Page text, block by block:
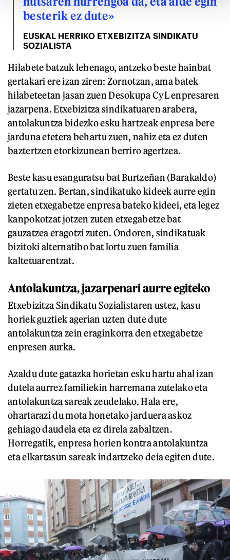
besterik ez dute»
EUSKAL HERRIKO ETXEBIZITZA SINDIKATU
SOZIALISTA
Hilabete batzuk lehenago, antzeko beste hainbat
gertakari ere izan ziren: Zornotzan, ama batek
hilabeteetan jasan zuen Desokupa CyL enpresaren
jazarpena. Etxebizitza sindikatuaren arabera,
antolakuntza bidezko esku hartzeak enpresa bere
jarduna etetera behartu zuen, nahiz eta ez duten
baztertzen etorkizunean berriro agertzea.
Beste kasu esanguratsu bat Burtzeñan (Barakaldo)
gertatu zen. Bertan, sindikatuko kideek aurre egin
zieten etxegabetze enpresa bateko kideei, eta legez
kanpokotzat jotzen zuten etxegabetze bat
gauzatzea eragotzi zuten. Ondoren, sindikatuak
bizitoki alternatibo bat lortu zuen familia
kaltetuarentzat.
Antolakuntza, jazarpenari aurre egiteko
Etxebizitza Sindikatu Sozialistaren ustez, kasu
horiek guztiek agerian uzten dute dute
antolakuntza zein eraginkorra den etxegabetze
enpresen aurka.
Azaldu dute gatazka horietan esku hartu ahal izan
dutela aurrez familiekin harremana zutelako eta
antolakuntza sareak zeudelako. Hala ere,
ohartarazi du mota honetako jarduera askoz
gehiago daudela eta ez direla zabaltzen.
Horregatik, enpresa horien kontra antolakuntza
eta elkartasun sareak indartzeko deia egiten dute.